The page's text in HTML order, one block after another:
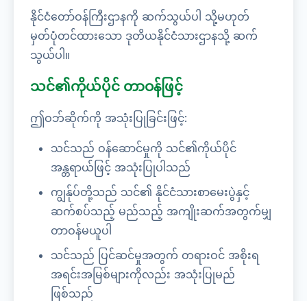
နိုင်ငံတော်ဝန်ကြီးဌာနကို ဆက်သွယ်ပါ သို့မဟုတ်
မှတ်ပုံတင်ထားသော ဒုတိယနိုင်ငံသားဌာနသို့ ဆက်
သွယ်ပါ။
သင်၏ကိုယ်ပိုင် တာဝန်ဖြင့်
ဤဝဘ်ဆိုက်ကို အသုံးပြုခြင်းဖြင့်:
သင်သည် ဝန်ဆောင်မှုကို သင်၏ကိုယ်ပိုင်
အန္တရာယ်ဖြင့် အသုံးပြုပါသည်
ကျွန်ုပ်တို့သည် သင်၏ နိုင်ငံသားစာမေးပွဲနှင့်
ဆက်စပ်သည့် မည်သည့် အကျိုးဆက်အတွက်မျှ
တာဝန်မယူပါ
သင်သည် ပြင်ဆင်မှုအတွက် တရားဝင် အစိုးရ
အရင်းအမြစ်များကိုလည်း အသုံးပြုမည်
ဖြစ်သည်